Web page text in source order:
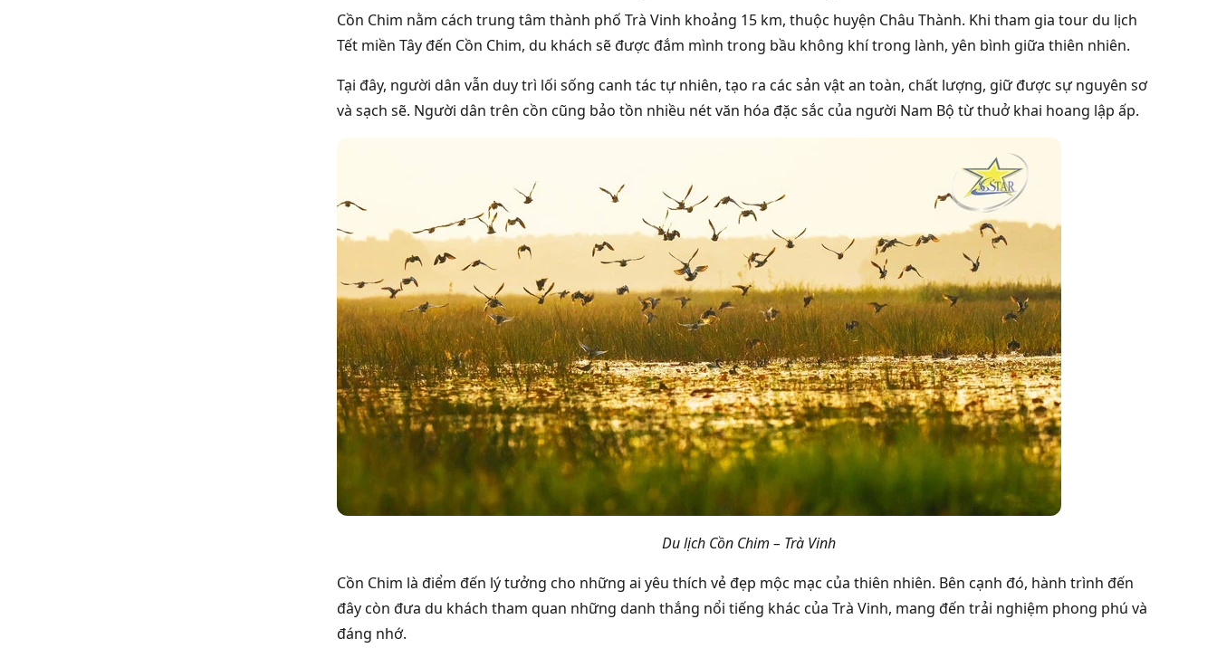
Cồn Chim nằm cách trung tâm thành phố Trà Vinh khoảng 15 km, thuộc huyện Châu Thành. Khi tham gia tour du lịch
Tết miền Tây đến Cồn Chim, du khách sẽ được đắm mình trong bầu không khí trong lành, yên bình giữa thiên nhiên.
Tại đây, người dân vẫn duy trì lối sống canh tác tự nhiên, tạo ra các sản vật an toàn, chất lượng, giữ được sự nguyên sơ
và sạch sẽ. Người dân trên cồn cũng bảo tồn nhiều nét văn hóa đặc sắc của người Nam Bộ từ thuở khai hoang lập ấp.
Du lịch Cồn Chim – Trà Vinh
Cồn Chim là điểm đến lý tưởng cho những ai yêu thích vẻ đẹp mộc mạc của thiên nhiên. Bên cạnh đó, hành trình đến
đây còn đưa du khách tham quan những danh thắng nổi tiếng khác của Trà Vinh, mang đến trải nghiệm phong phú và
đáng nhớ.